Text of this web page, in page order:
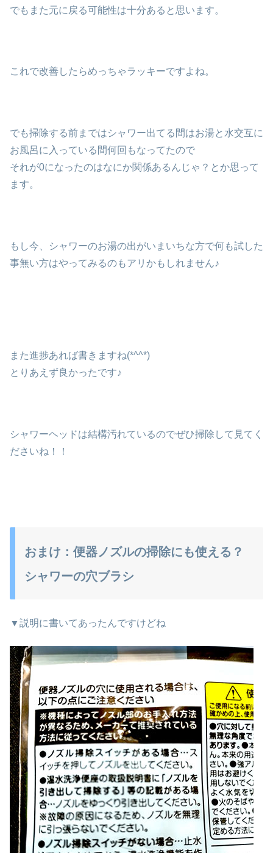
でもまた元に戻る可能性は十分あると思います。
これで改善したらめっちゃラッキーですよね。
でも掃除する前まではシャワー出てる間はお湯と水交互に
お風呂に入っている間何回もなってたので
それが0になったのはなにか関係あるんじゃ？とか思って
ます。
もし今、シャワーのお湯の出がいまいちな方で何も試した
事無い方はやってみるのもアリかもしれません♪
また進捗あれば書きますね(*^^*)
とりあえず良かったです♪
シャワーヘッドは結構汚れているのでぜひ掃除して見てく
ださいね！！
おまけ：便器ノズルの掃除にも使える？
シャワーの穴ブラシ
▼説明に書いてあったんですけどね